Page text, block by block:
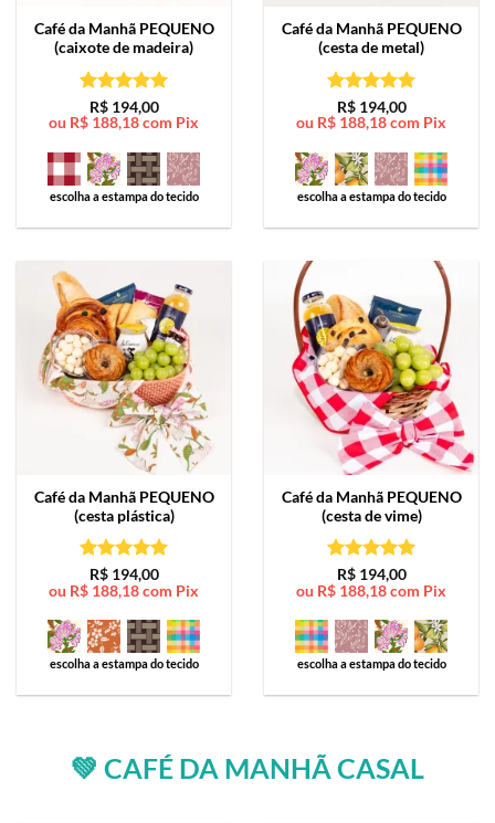
Café da Manhã PEQUENO
(caixote de madeira)
Avaliação5
de 5
R$194,00
ou R$ 188,18com Pix
escolha a estampa do tecido
Café da Manhã PEQUENO
(cesta de metal)
Avaliação5
de 5
R$194,00
ou R$ 188,18com Pix
escolha a estampa do tecido
Café da Manhã PEQUENO
(cesta plástica)
Avaliação5
de 5
R$194,00
ou R$ 188,18com Pix
escolha a estampa do tecido
Café da Manhã PEQUENO
(cesta de vime)
Avaliação5
de 5
R$194,00
ou R$ 188,18com Pix
escolha a estampa do tecido
💚 CAFÉ DA MANHÃ CASAL